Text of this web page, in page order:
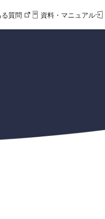
質問 資料・マニュアル